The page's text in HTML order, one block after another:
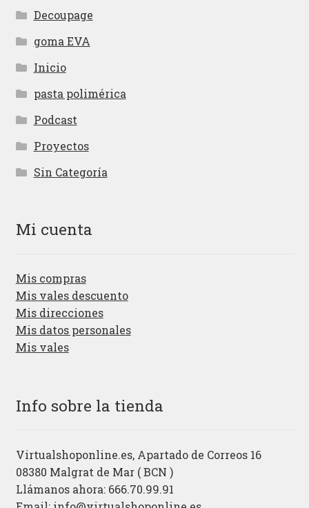
Decoupage
goma EVA
Inicio
pasta polimérica
Podcast
Proyectos
Sin Categoría
Mi cuenta
Mis compras
Mis vales descuento
Mis direcciones
Mis datos personales
Mis vales
Info sobre la tienda
Virtualshoponline.es, Apartado de Correos 16
08380 Malgrat de Mar ( BCN )
Llámanos ahora: 666.70.99.91